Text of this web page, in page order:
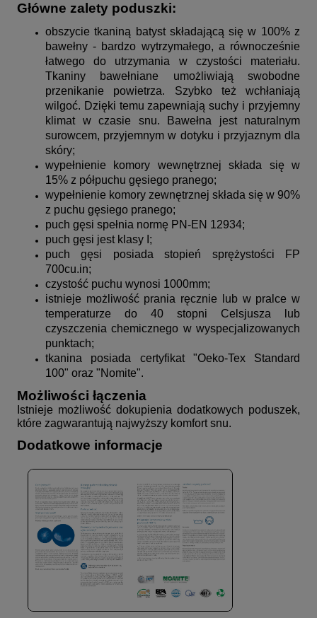
Główne zalety poduszki:
obszycie tkaniną batyst składającą się w 100% z
bawełny - bardzo wytrzymałego, a równocześnie
łatwego do utrzymania w czystości materiału.
Tkaniny bawełniane umożliwiają swobodne
przenikanie powietrza. Szybko też wchłaniają
wilgoć. Dzięki temu zapewniają suchy i przyjemny
klimat w czasie snu. Bawełna jest naturalnym
surowcem, przyjemnym w dotyku i przyjaznym dla
skóry;
wypełnienie komory wewnętrznej składa się w
15% z półpuchu gęsiego pranego;
wypełnienie komory zewnętrznej składa się w 90%
z puchu gęsiego pranego;
puch gęsi spełnia normę PN-EN 12934;
puch gęsi jest klasy I;
puch gęsi posiada stopień sprężystości FP
700cu.in;
czystość puchu wynosi 1000mm;
istnieje możliwość prania ręcznie lub w pralce w
temperaturze do 40 stopni Celsjusza lub
czyszczenia chemicznego w wyspecjalizowanych
punktach;
tkanina posiada certyfikat "Oeko-Tex Standard
100" oraz "Nomite".
Możliwości łączenia
Istnieje możliwość dokupienia dodatkowych poduszek,
które zagwarantują najwyższy komfort snu.
Dodatkowe informacje